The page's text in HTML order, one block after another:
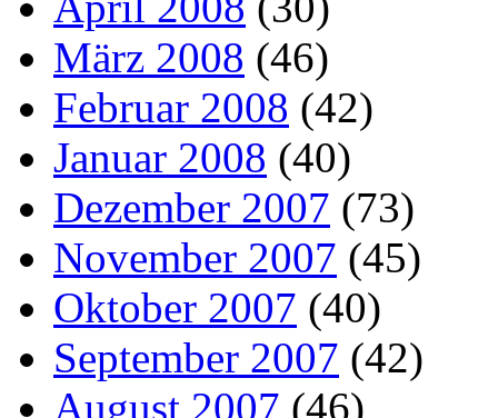
März 2008 (46)
Februar 2008 (42)
Januar 2008 (40)
Dezember 2007 (73)
November 2007 (45)
Oktober 2007 (40)
September 2007 (42)
August 2007 (46)